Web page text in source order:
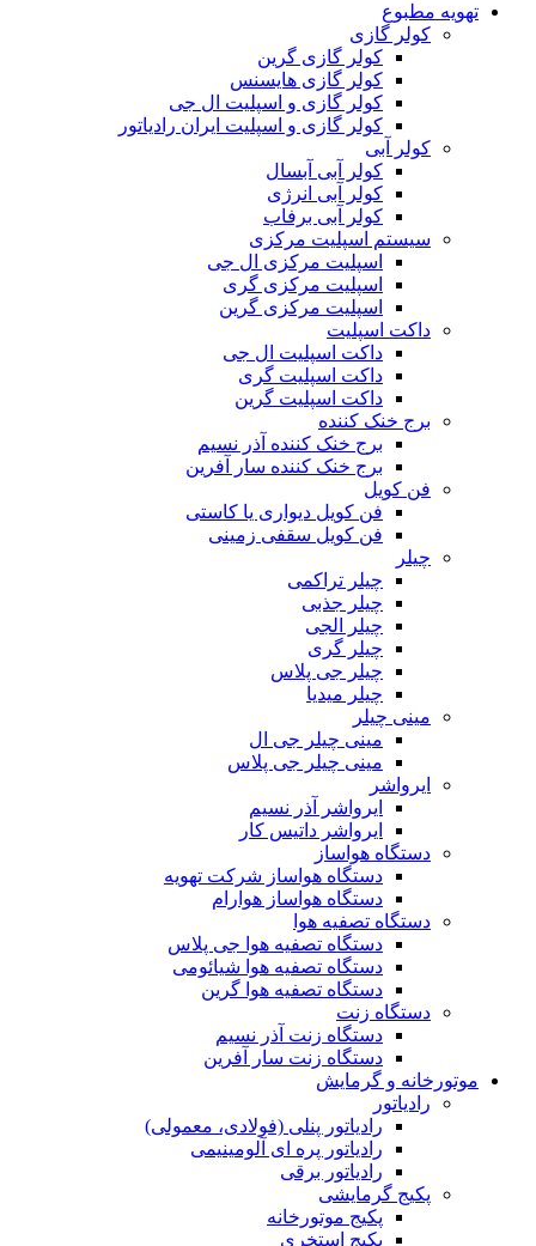
تهویه مطبوع
کولر گازی
کولر گازی گرین
کولر گازی هایسنس
کولر گازی و اسپلیت ال جی
کولر گازی و اسپلیت ایران رادیاتور
کولر آبی
کولر آبی آبسال
کولر آبی انرژی
کولر آبی برفاب
سیستم اسپلیت مرکزی
اسپلیت مرکزی ال جی
اسپلیت مرکزی گری
اسپلیت مرکزی گرین
داکت اسپلیت
داکت اسپلیت ال جی
داکت اسپلیت گری
داکت اسپلیت گرین
برج خنک کننده
برج خنک کننده آذر نسیم
برج خنک کننده سار آفرین
فن کویل
فن کویل دیواری یا کاستی
فن کویل سقفی زمینی
چیلر
چیلر تراکمی
چیلر جذبی
چیلر الجی
چیلر گری
چیلر جی پلاس
چیلر میدیا
مینی چیلر
مینی چیلر جی ال
مینی چیلر جی پلاس
ایرواشر
ایرواشر آذر نسیم
ایرواشر داتیس کار
دستگاه هواساز
دستگاه هواساز شرکت تهویه
دستگاه هواساز هوارام
دستگاه تصفیه هوا
دستگاه تصفیه هوا جی پلاس
دستگاه تصفیه هوا شیائومی
دستگاه تصفیه هوا گرین
دستگاه زنت
دستگاه زنت آذر نسیم
دستگاه زنت سار آفرین
موتورخانه و گرمایش
رادیاتور
رادیاتور پنلی (فولادی، معمولی)
رادیاتور پره ای آلومینیمی
رادیاتور برقی
پکیج گرمایشی
پکیج موتورخانه
پکیج استخری